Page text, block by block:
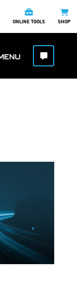
ONLINE TOOLS SHOP